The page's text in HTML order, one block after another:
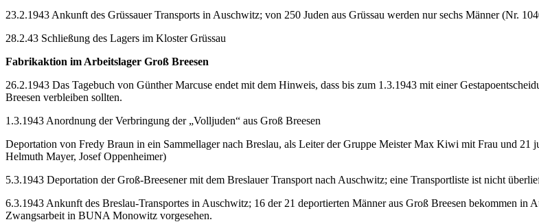
23.2.1943 Ankunft des Grüssauer Transports in Auschwitz; von 250 Juden aus Grüssau werden nur sechs Männer (Nr.
28.2.43 Schließung des Lagers im Kloster Grüssau
Fabrikaktion im Arbeitslager Groß Breesen
26.2.1943 Das Tagebuch von Günther Marcuse endet mit dem Hinweis, dass bis zum 1.3.1943 mit einer
Breesen verbleiben sollten.
1.3.1943 Anordnung der Verbringung der „Volljuden“ aus Groß Breesen
Deportation von Fredy Braun in ein Sammellager nach Breslau, als Leiter der Gruppe Meister Max Kiwi mit Frau und
Helmuth Mayer, Josef Oppenheimer)
5.3.1943 Deportation der Groß-Breesener mit dem Breslauer Transport nach Auschwitz; eine Transportliste ist nicht
6.3.1943 Ankunft des Breslau-Transportes in Auschwitz; 16 der 21 deportierten Männer aus Groß Breesen bekommen in
Zwangsarbeit in BUNA Monowitz vorgesehen.